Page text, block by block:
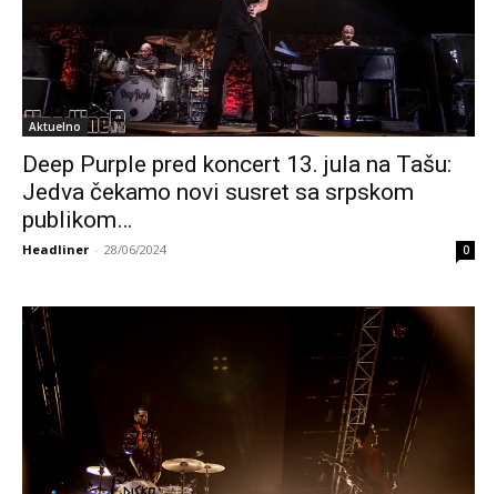
Aktuelno
Deep Purple pred koncert 13. jula na Tašu:
Jedva čekamo novi susret sa srpskom
publikom…
Headliner - 28/06/2024 0